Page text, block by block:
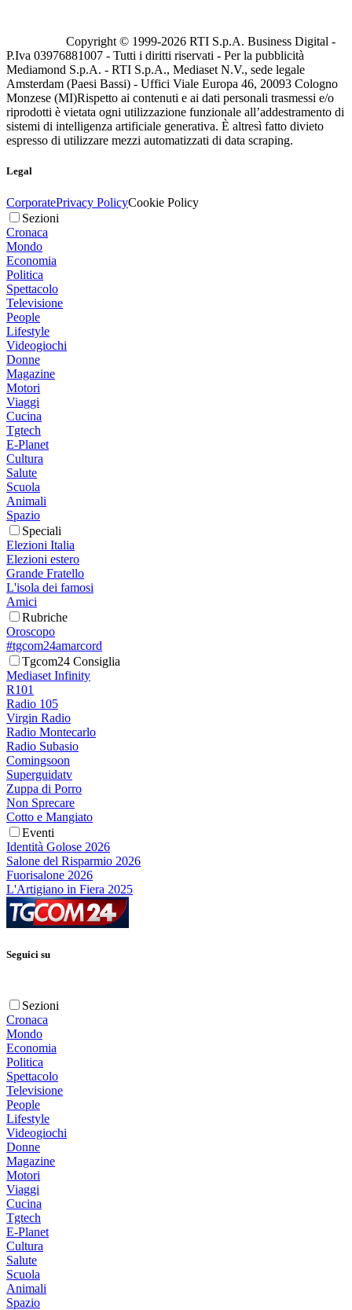
Copyright © 1999-2026 RTI S.p.A. Business Digital -
P.Iva 03976881007 - Tutti i diritti riservati - Per la pubblicità
Mediamond S.p.A. - RTI S.p.A., Mediaset N.V., sede legale
Amsterdam (Paesi Bassi) - Uffici Viale Europa 46, 20093 Cologno
Monzese (MI)Rispetto ai contenuti e ai dati personali trasmessi e/o
riprodotti è vietata ogni utilizzazione funzionale all’addestramento di
sistemi di intelligenza artificiale generativa. È altresì fatto divieto
espresso di utilizzare mezzi automatizzati di data scraping.
Legal
CorporatePrivacy PolicyCookie Policy
Sezioni
Cronaca
Mondo
Economia
Politica
Spettacolo
Televisione
People
Lifestyle
Videogiochi
Donne
Magazine
Motori
Viaggi
Cucina
Tgtech
E-Planet
Cultura
Salute
Scuola
Animali
Spazio
Speciali
Elezioni Italia
Elezioni estero
Grande Fratello
L'isola dei famosi
Amici
Rubriche
Oroscopo
#tgcom24amarcord
Tgcom24 Consiglia
Mediaset Infinity
R101
Radio 105
Virgin Radio
Radio Montecarlo
Radio Subasio
Comingsoon
Superguidatv
Zuppa di Porro
Non Sprecare
Cotto e Mangiato
Eventi
Identità Golose 2026
Salone del Risparmio 2026
Fuorisalone 2026
L'Artigiano in Fiera 2025
Seguici su
Sezioni
Cronaca
Mondo
Economia
Politica
Spettacolo
Televisione
People
Lifestyle
Videogiochi
Donne
Magazine
Motori
Viaggi
Cucina
Tgtech
E-Planet
Cultura
Salute
Scuola
Animali
Spazio